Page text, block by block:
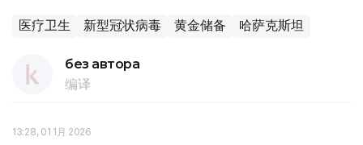
医疗卫生 新型冠状病毒 黄金储备 哈萨克斯坦
без автора
编译
13:28, 01 1月 2026